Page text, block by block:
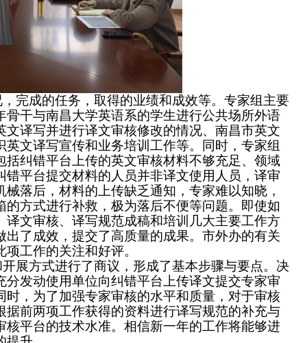
完成的任务，取得的业绩和成效等。专家组主要
骨干与南昌大学英语系的学生进行公共场所外语
译写并进行译文审核修改的情况、南昌市英文
英文译写宣传和业务培训 工作等。同时，专家组
纠错平台上传的英文审核材料不够充足、领域
平台提交材料的人员并非译文使用人员，译审
落后，材料的上传缺乏通知，专家难以知晓，
方式进行补救，极为落后不便等问题。即使如
文审核、译写规范成稿和培训几大主要工作方
了成效，提交了高质量的成果。市外办的有关
工作的关注和好评。
展方式进行了商议，形成了基本步骤与要点。决
发动使用单位向纠错平台上传译文提交专家审
时，为了加强专家审核的水平和质量， 对于审核
前两项工作获得的资料进行译写规范的补充与
平台的技术水准。相信新一年的工作将能够进